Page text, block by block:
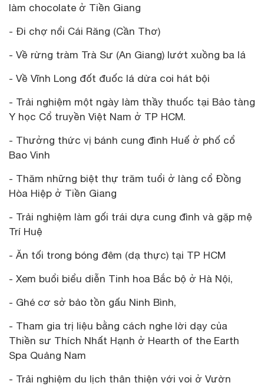
làm chocolate ở Tiền Giang
- Đi chợ nổi Cái Răng (Cần Thơ)
- Về rừng tràm Trà Sư (An Giang) lướt xuồng ba lá
- Về Vĩnh Long đốt đuốc lá dừa coi hát bội
- Trải nghiệm một ngày làm thầy thuốc tại Bảo tàng
Y học Cổ truyền Việt Nam ở TP HCM.
- Thưởng thức vị bánh cung đình Huế ở phố cổ
Bao Vinh
- Thăm những biệt thự trăm tuổi ở làng cổ Đồng
Hòa Hiệp ở Tiền Giang
- Trải nghiệm làm gối trái dựa cung đình và gặp mệ
Trí Huệ
- Ăn tối trong bóng đêm (dạ thực) tại TP HCM
- Xem buổi biểu diễn Tinh hoa Bắc bộ ở Hà Nội,
- Ghé cơ sở bảo tồn gấu Ninh Bình,
- Tham gia trị liệu bằng cách nghe lời dạy của
Thiền sư Thích Nhất Hạnh ở Hearth of the Earth
Spa Quảng Nam
- Trải nghiệm du lịch thân thiện với voi ở Vườn